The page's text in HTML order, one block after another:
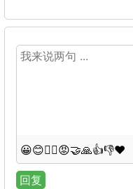
😀😊😵‍💫😡🤝🙏👍👎❤️
回复